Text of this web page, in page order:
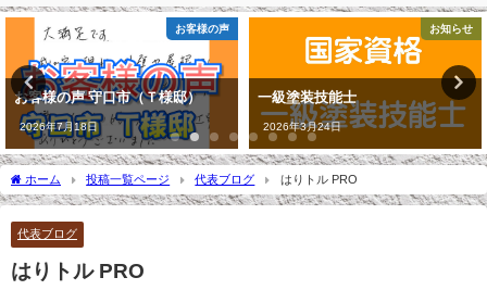
お客様の声
お客様の声 守口市（Ｔ様邸）
2026年7月18日
お知らせ
一級塗装技能士
2026年3月24日
ホーム 投稿一覧ページ 代表ブログ はりトル PRO
代表ブログ
はりトル PRO